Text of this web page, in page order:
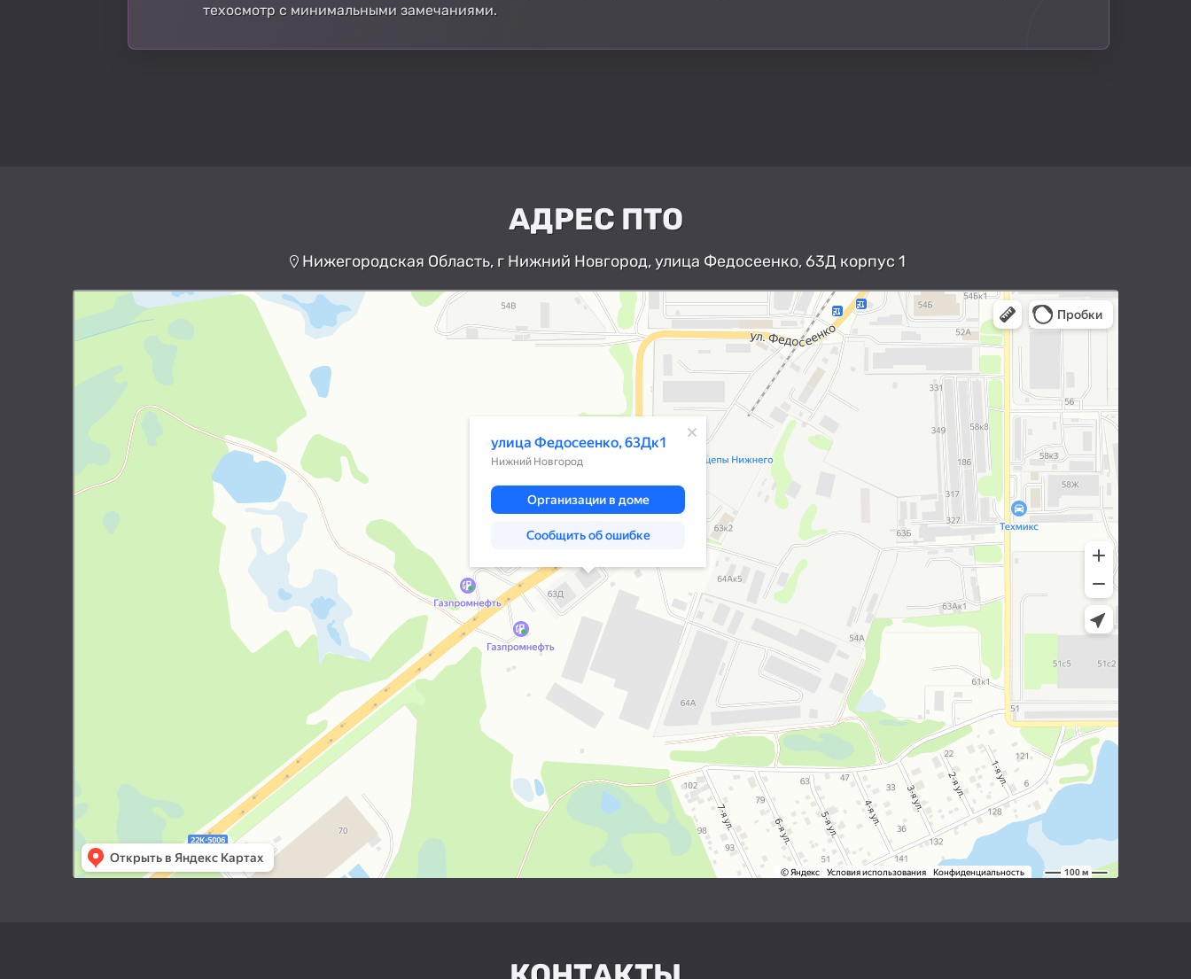
техосмотр с минимальными замечаниями.
АДРЕС ПТО
Нижегородская Область, г Нижний Новгород, улица Федосеенко, 63Д корпус 1
Нижний Новгород
Улица Федосеенко, 63Дк1 — Яндекс Карты